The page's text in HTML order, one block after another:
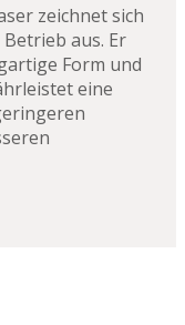
zeichnet sich
aus. Er
Form und
eine